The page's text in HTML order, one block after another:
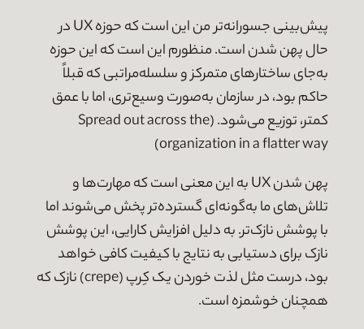
پیش‌بینی جسورانه‌تر من این است که حوزه UX در
حال پهن شدن است. منظورم این است که این حوزه
به‌جای ساختارهای متمرکز و سلسله‌مراتبی که قبلاً
حاکم بود، در سازمان به‌صورت وسیع‌تری، اما با عمق
کمتر، توزیع می‌شود. (Spread out across the
organization in a flatter way)
پهن شدن UX به این معنی است که مهارت‌ها و
تلاش‌های ما به‌گونه‌ای گسترده‌تر پخش می‌شوند اما
با پوشش نازک‌تر. به دلیل افزایش کارایی، این پوشش
نازک برای دستیابی به نتایج با کیفیت کافی خواهد
بود، درست مثل لذت خوردن یک کِرپ (crepe) نازک که
همچنان خوشمزه است.